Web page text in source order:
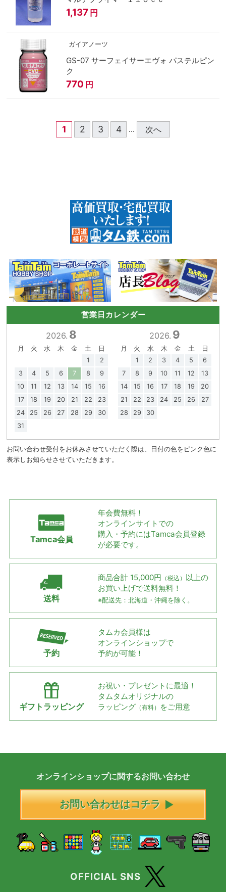
1,137 円
ガイアノーツ
GS-07 サーフェイサーエヴォ パステルピン
ク
770 円
1 2 3 4 ... 次へ
営業日カレンダー
2026. 8
月 火 水 木 金 土
日
1
2
3
4 5 6 7 8
9
10
11 12 13 14 15
16
17
18 19 20 21 22
23
24
25 26 27 28 29
30
31
2026. 9
月 火 水 木 金 土
日
1
2 3 4 5
6
7
8 9 10 11 12
13
14
15 16 17 18 19
20
21
22 23 24 25 26
27
28
29 30
お問い合わせ受付をお休みさせていただく際は、日付の色をピンク色に
表示しお知らせさせていただきます。
Tamca会員
年会費無料！
オンラインサイトでの
購入・予約にはTamca会員登録
が必要です。
送料
商品合計 15,000円 （税込） 以上の
お買い上げで送料無料！
※配送先：北海道・沖縄を除く。
予約
タムカ会員様は
オンラインショップで
予約が可能！
ギフトラッピング
お祝い・プレゼントに最適！
タムタムオリジナルの
ラッピング （有料） をご用意
オンラインショップに関するお問い合わせ
お問い合わせはコチラ
OFFICIAL SNS